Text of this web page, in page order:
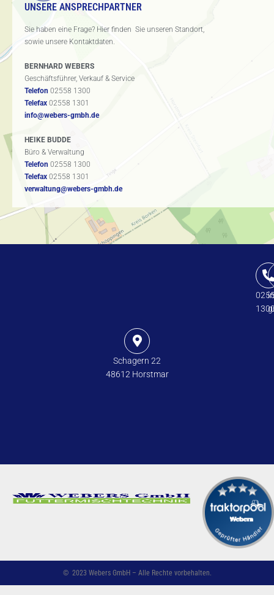
UNSERE ANSPRECHPARTNER
Sie haben eine Frage? Hier finden Sie unseren Standort,
sowie unsere Kontaktdaten.
BERNHARD WEBERS
Geschäftsführer, Verkauf & Service
Telefon 02558 1300
Telefax 02558 1301
info@webers-gmbh.de
HEIKE BUDDE
Büro & Verwaltung
Telefon 02558 1300
Telefax 02558 1301
verwaltung@webers-gmbh.de
Schagern 22
48612 Horstmar
© 2023 Webers GmbH – Alle Rechte vorbehalten.